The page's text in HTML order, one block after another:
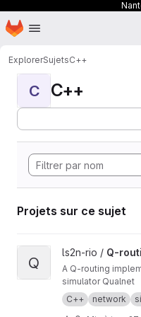
Passer au contenu principal
Page d'accueil
ExplorerSujetsC++
C C++
Projets sur ce sujet
Afficher le projet Q-
Q
ls2n-rio / Q-
A Q-routing
simulator Qualnet
C++
network